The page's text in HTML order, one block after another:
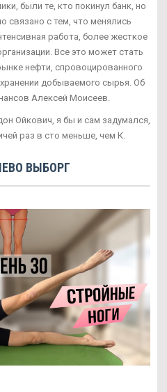
были те, кто покинул банк, но
связано с тем, что менялись
работа, более жесткое
Все это может стать
нефти, спровоцированного
добываемого сырья. Об
Алексей Моисеев.
Ойкович, я бы и сам задумался,
раз в сто меньше, чем К.
ВЫБОРГ